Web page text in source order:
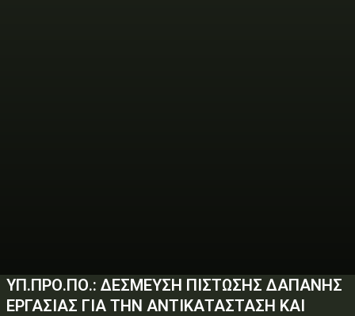
ΥΠ.ΠΡΟ.ΠΟ.: ΔΕΣΜΕΥΣΗ ΠΙΣΤΩΣΗΣ ΔΑΠΑΝΗΣ
ΕΡΓΑΣΙΑΣ ΓΙΑ ΤΗΝ ΑΝΤΙΚΑΤΑΣΤΑΣΗ ΚΑΙ